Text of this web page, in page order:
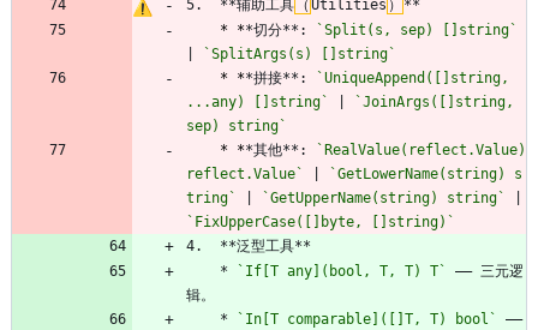
5.  **辅助工具 （ Utilities ）
**
* **切分**:
`Split(s, sep) []string`
`SplitArgs(s) []string`
* **拼接**:
`UniqueAppend([]string,
...any) []string`
`JoinArgs([]string,
sep) string`
* **其他**:
`RealValue(reflect.Value)
reflect.Value`
`GetLowerName(string) s
tring`
`GetUpperName(string) string`
`FixUpperCase([]byte, []string)`
4.  **泛型工具**
    *
`If[T any](bool, T, T) T`
—— 三元逻
辑。
    *
`In[T comparable]([]T, T) bool`
——